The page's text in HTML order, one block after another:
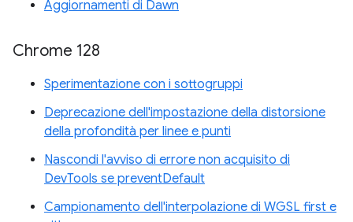
Aggiornamenti di Dawn
Chrome 128
Sperimentazione con i sottogruppi
Deprecazione dell'impostazione della distorsione
della profondità per linee e punti
Nascondi l'avviso di errore non acquisito di
DevTools se preventDefault
Campionamento dell'interpolazione di WGSL first e